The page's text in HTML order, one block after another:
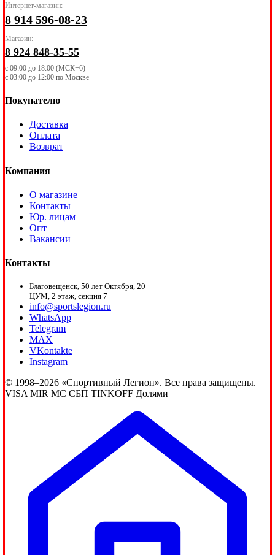
Интернет-магазин:
8 914 596-08-23
Магазин:
8 924 848-35-55
с 09:00 до 18:00 (МСК+6)
с 03:00 до 12:00 по Москве
Покупателю
Доставка
Оплата
Возврат
Компания
О магазине
Контакты
Юр. лицам
Опт
Вакансии
Контакты
Благовещенск, 50 лет Октября, 20
ЦУМ, 2 этаж, секция 7
info@sportslegion.ru
WhatsApp
Telegram
MAX
VKontakte
Instagram
© 1998–2026 «Спортивный Легион». Все права защищены.
VISA MIR MC СБП TINKOFF Долями